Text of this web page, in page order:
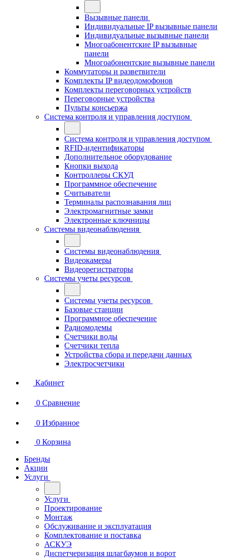
Вызывные панели
Индивидуальные IP вызывные панели
Индивидуальные вызывные панели
Многоабонентские IP вызывные
панели
Многоабонентские вызывные панели
Коммутаторы и разветвители
Комплекты IP видеодомофонов
Комплекты переговорных устройств
Переговорные устройства
Пульты консьержа
Система контроля и управления доступом
Система контроля и управления доступом
RFID-идентификаторы
Дополнительное оборудование
Кнопки выхода
Контроллеры СКУД
Программное обеспечение
Считыватели
Терминалы распознавания лиц
Электромагнитные замки
Электронные ключницы
Системы видеонаблюдения
Системы видеонаблюдения
Видеокамеры
Видеорегистраторы
Системы учеты ресурсов
Системы учеты ресурсов
Базовые станции
Программное обеспечение
Радиомодемы
Счетчики воды
Счетчики тепла
Устройства сбора и передачи данных
Электросчетчики
Кабинет
0 Сравнение
0 Избранное
0 Корзина
Бренды
Акции
Услуги
Услуги
Проектирование
Монтаж
Обслуживание и эксплуатация
Комплектование и поставка
АСКУЭ
Диспетчеризация шлагбаумов и ворот